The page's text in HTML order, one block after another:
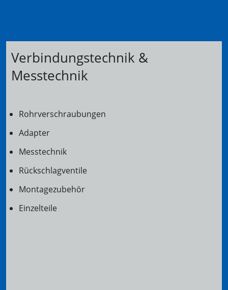
Verbindungstechnik &
Messtechnik
Rohrverschraubungen
Adapter
Messtechnik
Rückschlagventile
Montagezubehör
Einzelteile